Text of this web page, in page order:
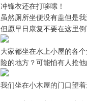
冲锋衣还在打哆嗦！
虽然厕所坐便没有盖但是
但愿早日康复不要在这里倒
大家都坐在水上小屋的各
险的地方？可能怕有人抢
我们坐在小木屋的门口望